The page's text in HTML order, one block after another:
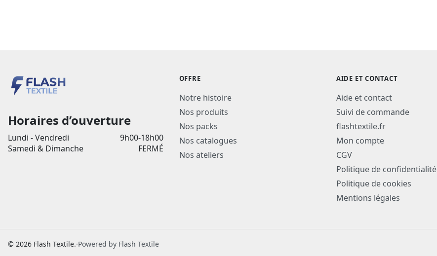
Horaires d’ouverture
Lundi - Vendredi
9h00-18h00
Samedi & Dimanche
FERMÉ
OFFRE
Notre histoire
Nos produits
Nos packs
Nos catalogues
Nos ateliers
AIDE ET CONTACT
Aide et contact
Suivi de commande
flashtextile.fr
Mon compte
CGV
Politique de confidentialité
Politique de cookies
Mentions légales
© 2026 Flash Textile.·Powered by Flash Textile